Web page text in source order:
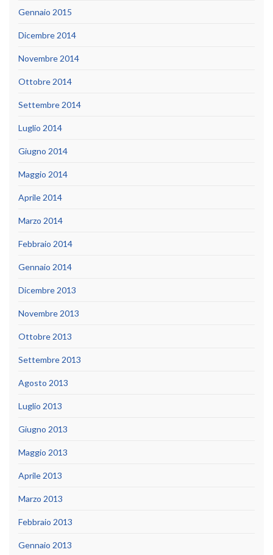
Gennaio 2015
Dicembre 2014
Novembre 2014
Ottobre 2014
Settembre 2014
Luglio 2014
Giugno 2014
Maggio 2014
Aprile 2014
Marzo 2014
Febbraio 2014
Gennaio 2014
Dicembre 2013
Novembre 2013
Ottobre 2013
Settembre 2013
Agosto 2013
Luglio 2013
Giugno 2013
Maggio 2013
Aprile 2013
Marzo 2013
Febbraio 2013
Gennaio 2013